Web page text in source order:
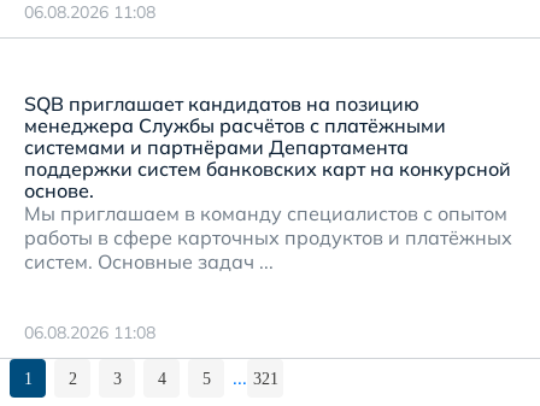
06.08.2026 11:08
SQB приглашает кандидатов на позицию
менеджера Службы расчётов с платёжными
системами и партнёрами Департамента
поддержки систем банковских карт на конкурсной
основе.
Мы приглашаем в команду специалистов с опытом
работы в сфере карточных продуктов и платёжных
систем. Основные задач ...
06.08.2026 11:08
1 2 3 4 5 ... 321